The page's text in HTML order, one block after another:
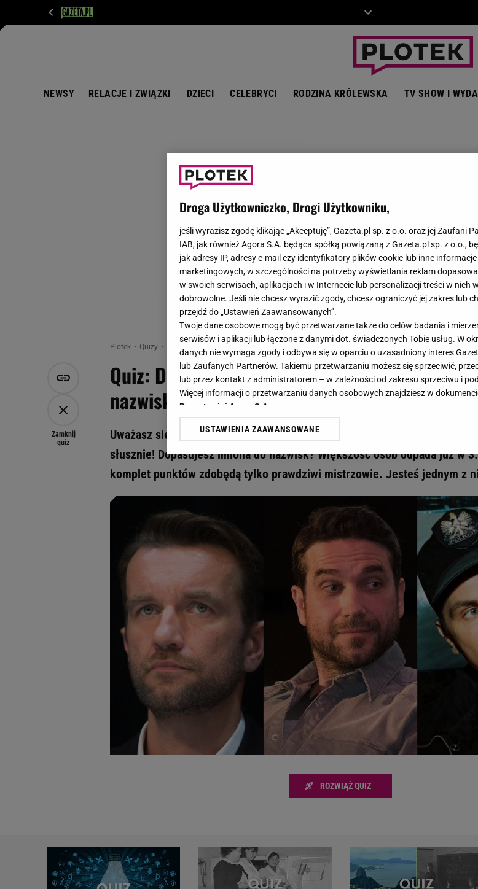
NEWSY RELACJE I ZWIĄZKI DZIECI CELEBRYCI RODZINA KRÓLEWSKA TV SHOW I
Plotek Quizy Quiz - Quiz: Dobrze znasz polskich aktorów? Dopasuj imiona do nazwisk. 12/12 nie dla
Zamknij
quiz
Quiz: Dobrze znasz polskich aktorów?
nazwisk. 12/12 nie dla każdego
Uważasz się za prawdziwego fana polskich aktorów? Rozwiąż nasz quiz i
słusznie! Dopasujesz imiona do nazwisk? Większość osób odpada już w
komplet punktów zdobędą tylko prawdziwi mistrzowie. Jesteś jednym z
ROZWIĄŻ QUIZ
Droga Użytkowniczko, Drogi Użytkowniku,
jeśli wyrazisz zgodę klikając „Akceptuję”, Gazeta.pl sp. z o.o. oraz jej Zaufani
IAB, jak również Agora S.A. będąca spółką powiązaną z Gazeta.pl sp. z o.o.,
jak adresy IP, adresy e-mail czy identyfikatory plików cookie lub inne
marketingowych, w szczególności na potrzeby wyświetlania reklam
w swoich serwisach, aplikacjach i w Internecie lub personalizacji treści w nich
dobrowolne. Jeśli nie chcesz wyrazić zgody, chcesz ograniczyć jej zakres lub
przejdź do „Ustawień Zaawansowanych”.
Twoje dane osobowe mogą być przetwarzane także do celów badania i
serwisów i aplikacji lub łączone z danymi dot. świadczonych Tobie usług. W
danych nie wymaga zgody i odbywa się w oparciu o uzasadniony interes
lub Zaufanych Partnerów. Takiemu przetwarzaniu możesz się sprzeciwić,
lub przez kontakt z administratorem – w zależności od zakresu sprzeciwu i
Więcej informacji o przetwarzaniu danych osobowych znajdziesz w
Prywatności Agora S.A.
Klikając „Akceptuję” wyrażasz też zgodę na zainstalowanie i przechowywanie
dotyczące plików cookie, wywołując narzędzie do zarządzania twoimi
odnośnik „Ustawienia prywatności ” w stopce serwisu i przechodząc do
My, nasi Zaufani Partnerzy i Agora S.A. możemy przetwarzać dane osobowe w
Użycie dokładnych danych geolokalizacyjnych. Aktywne skanowanie
Przechowywanie informacji na urządzeniu lub dostęp do nich.
badnie odbiorców i ulepszanie usług.
Lista Zaufanych Partnerów
USTAWIENIA ZAAWANSOWANE